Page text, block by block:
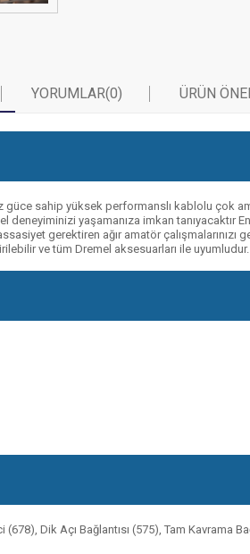
YORUMLAR(0) ÜRÜN
sahip yüksek performanslı kablolu çok
yaşamanıza imkan tanıyacaktır
gerektiren ağır amatör
ve tüm Dremel aksesuarları ile
Dik Açı Bağlantısı (575), Tam Kavrama